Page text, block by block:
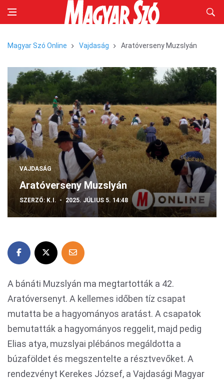
Magyar Szó Online Vajdaság Aratóverseny Muzslyán
VAJDASÁG
Aratóverseny Muzslyán
SZERZŐ: K.I. 2025. JÚLIUS 5. 14:48
A bánáti Muzslyán ma megtartották a 42.
Aratóversenyt. A kellemes időben tíz csapat
mutatta be a hagyományos aratást. A csapatok
bemutatták a hagyományos reggelit, majd pedig
Elias atya, muzslyai plébános megáldotta a
búzaföldet és megszentelte a résztvevőket. A
rendezvényt Kerekes József, a Vajdasági Magyar